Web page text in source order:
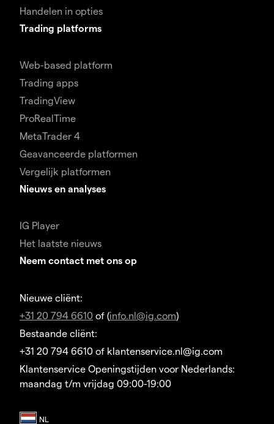
Handelen in opties
Trading platforms
Web-based platform
Trading apps
TradingView
ProRealTime
MetaTrader 4
Geavanceerde platformen
Vergelijk platformen
Nieuws en analyses
IG Player
Het laatste nieuws
Neem contact met ons op
Nieuwe cliënt:
+31 20 794 6610 of (info.nl@ig.com)
Bestaande cliënt:
+31 20 794 6610 of klantenservice.nl@ig.com
Klantenservice Openingstijden voor Nederlands:
maandag t/m vrijdag 09:00-19:00